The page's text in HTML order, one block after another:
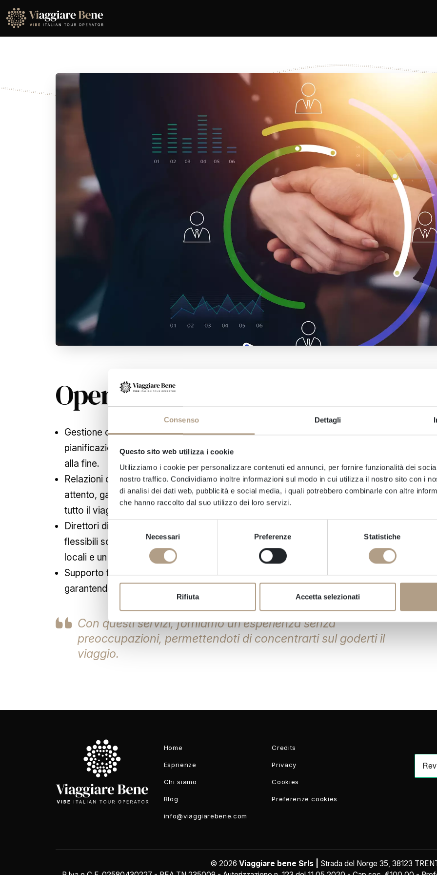
Consenso Dettagli
Questo sito web utilizza i cookie
Utilizziamo i cookie per personalizzare contenuti ed annunci, per fornire funzionalità dei
nostro traffico. Condividiamo inoltre informazioni sul modo in cui utilizza il nostro sito con i
di analisi dei dati web, pubblicità e social media, i quali potrebbero combinarle con altre
che hanno raccolto dal suo utilizzo dei loro servizi.
Selezione
Necessari Preferenze Statistiche
Rifiuta Accetta selezionati
Operativo
Gestione dell'itinerario e della logistica: gestiamo ogni dettaglio della
pianificazione e del coordinamento, affinché il tuo viaggio sia fluido dall'inizio
alla fine.
Relazioni con gli ospiti e servizio clienti: il nostro team fornisce un supporto
attento, garantendo che gli ospiti si sentano accolti e ben accuditi durante
tutto il viaggio.
Direttori di viaggio e guide turistiche on-demand: professionisti competenti e
flessibili sono disponibili per migliorare la tua esperienza con approfondimenti
locali e un servizio eccezionale.
Supporto fuori orario e di emergenza: offriamo assistenza 24 ore su 24,
garantendoti tranquillità e supporto ogni volta che ne hai più bisogno.
Con questi servizi, forniamo un'esperienza senza
preoccupazioni, permettendoti di concentrarti sul goderti il ​​
viaggio.
Home
Esprienze
Chi siamo
Blog
info@viaggiarebene.com
Credits
Privacy
Cookies
Preferenze cookies
© 2026 Viaggiare bene Srls |
Strada del Norge 35, 38123